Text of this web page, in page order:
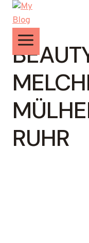
Zum
Inhalt
springen
RUHR